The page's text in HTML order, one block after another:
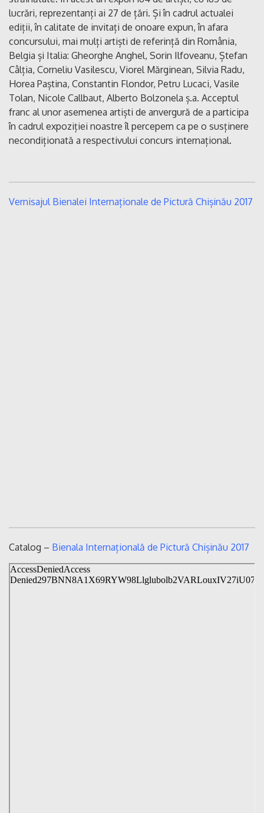
lucrări, reprezentanți ai 27 de țări. Și în cadrul actualei
ediții, în calitate de invitați de onoare expun, în afara
concursului, mai mulți artiști de referință din România,
Belgia și Italia: Gheorghe Anghel, Sorin Ilfoveanu, Ștefan
Câlția, Corneliu Vasilescu, Viorel Mărginean, Silvia Radu,
Horea Paștina, Constantin Flondor, Petru Lucaci, Vasile
Tolan, Nicole Callbaut, Alberto Bolzonela ș.a. Acceptul
franc al unor asemenea artiști de anvergură de a participa
în cadrul expoziției noastre îl percepem ca pe o susținere
necondiționată a respectivului concurs internațional.
Vernisajul Bienalei Internaționale de Pictură Chișinău 2017
Catalog – Bienala Internațională de Pictură Chișinău 2017